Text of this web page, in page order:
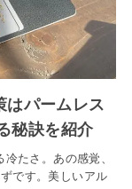
パームレス
秘訣を紹介
たさ。あの感覚、
です。美しいアル